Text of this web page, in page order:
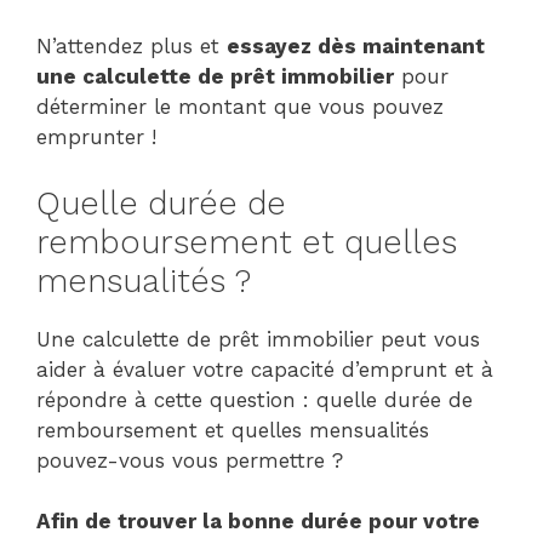
N’attendez plus et essayez dès maintenant
une calculette de prêt immobilierpour
déterminer le montant que vous pouvez
emprunter !
Quelle durée de
remboursement et quelles
mensualités ?
Une calculette de prêt immobilier peut vous
aider à évaluer votre capacité d’emprunt et à
répondre à cette question : quelle durée de
remboursement et quelles mensualités
pouvez-vous vous permettre ?
Afin de trouver la bonne durée pour votre